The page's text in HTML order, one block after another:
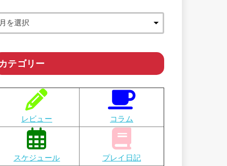
テゴリー
レビュー コラム
スケジュール プレイ日記